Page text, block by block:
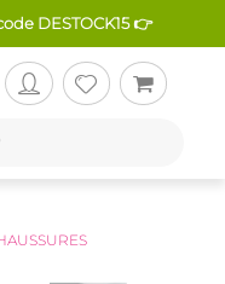
DESTOCK15 👉